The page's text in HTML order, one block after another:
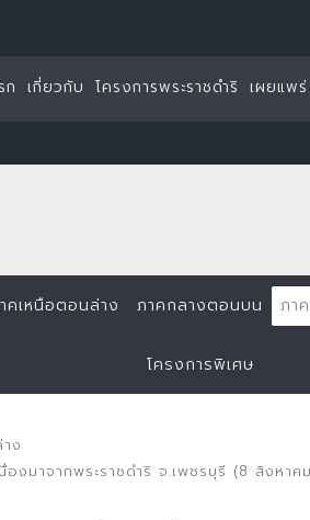
ก เกี่ยวกับ โครงการพระราชดำริ เผยแพร่
คเหนือตอนล่าง ภาคกลางตอนบน ภา
โครงการพิเศษ
ง
งมาจากพระราชดำริ จ.เพชรบุรี (8 สิงหาค